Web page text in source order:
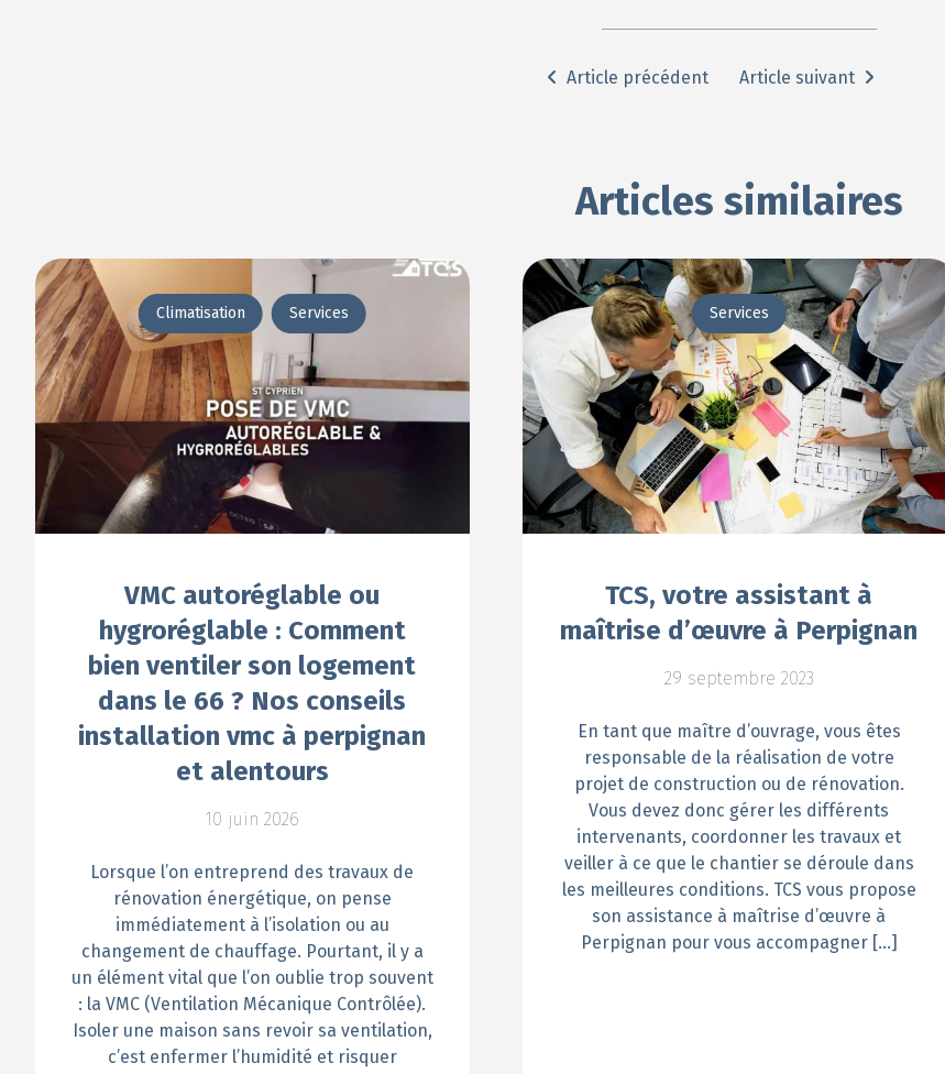
Article précédent Article suivant
Articles similaires
Climatisation Services
VMC autoréglable ou
hygroréglable : Comment
bien ventiler son logement
dans le 66 ? Nos conseils
installation vmc à perpignan
et alentours
10 juin 2026
Lorsque l’on entreprend des travaux de
rénovation énergétique, on pense
immédiatement à l’isolation ou au
changement de chauffage. Pourtant, il y a
un élément vital que l’on oublie trop souvent
: la VMC (Ventilation Mécanique Contrôlée).
Isoler une maison sans revoir sa ventilation,
c’est enfermer l’humidité et risquer
Services
TCS, votre assistant à
maîtrise d’œuvre à Perpignan
29 septembre 2023
En tant que maître d’ouvrage, vous êtes
responsable de la réalisation de votre
projet de construction ou de rénovation.
Vous devez donc gérer les différents
intervenants, coordonner les travaux et
veiller à ce que le chantier se déroule dans
les meilleures conditions. TCS vous propose
son assistance à maîtrise d’œuvre à
Perpignan pour vous accompagner […]